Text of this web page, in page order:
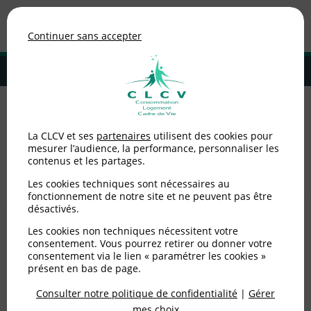
MENU
Adhérer à la CLCV
Enquêtes
Aucun article dans cette catégorie
La pratique d'un professionnelvous
alerte ?
Continuer sans accepter
La CLCV et ses partenaires utilisent des cookies pour
mesurer l’audience, la performance, personnaliser les
contenus et les partages.
Les cookies techniques sont nécessaires au
fonctionnement de notre site et ne peuvent pas être
désactivés.
Les cookies non techniques nécessitent votre
consentement. Vous pourrez retirer ou donner votre
consentement via le lien « paramétrer les cookies »
présent en bas de page.
Consulter notre politique de confidentialité | Gérer